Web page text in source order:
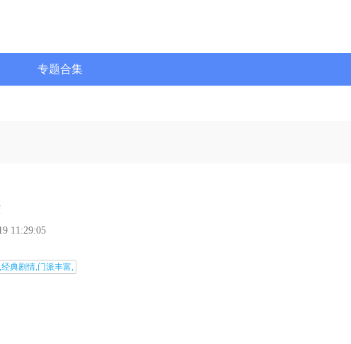
专题合集
11:29:05
典剧情,门派丰富,